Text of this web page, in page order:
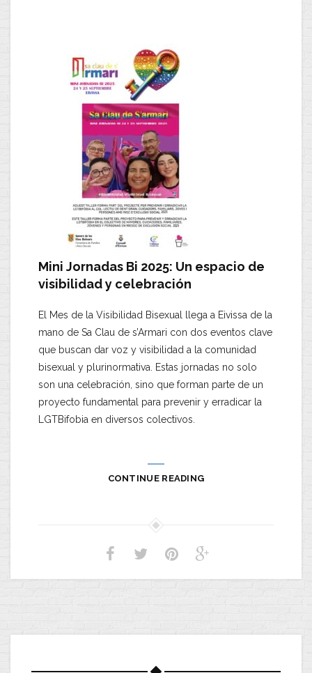
Mini Jornadas Bi 2025: Un espacio de
visibilidad y celebración
​El Mes de la Visibilidad Bisexual llega a Eivissa de la
mano de Sa Clau de s’Armari con dos eventos clave
que buscan dar voz y visibilidad a la comunidad
bisexual y plurinormativa. Estas jornadas no solo
son una celebración, sino que forman parte de un
proyecto fundamental para prevenir y erradicar la
LGTBifobia en diversos colectivos.
CONTINUE READING